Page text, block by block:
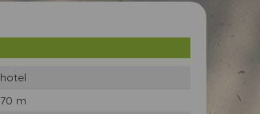
hotel
70 m